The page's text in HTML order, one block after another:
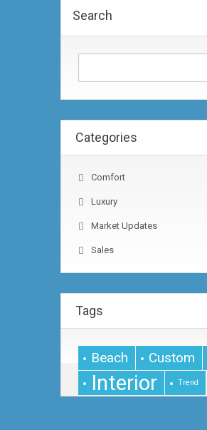
Search
Categories
Comfort
Luxury
Market Updates
Sales
Tags
Beach Custom
Interior Trend